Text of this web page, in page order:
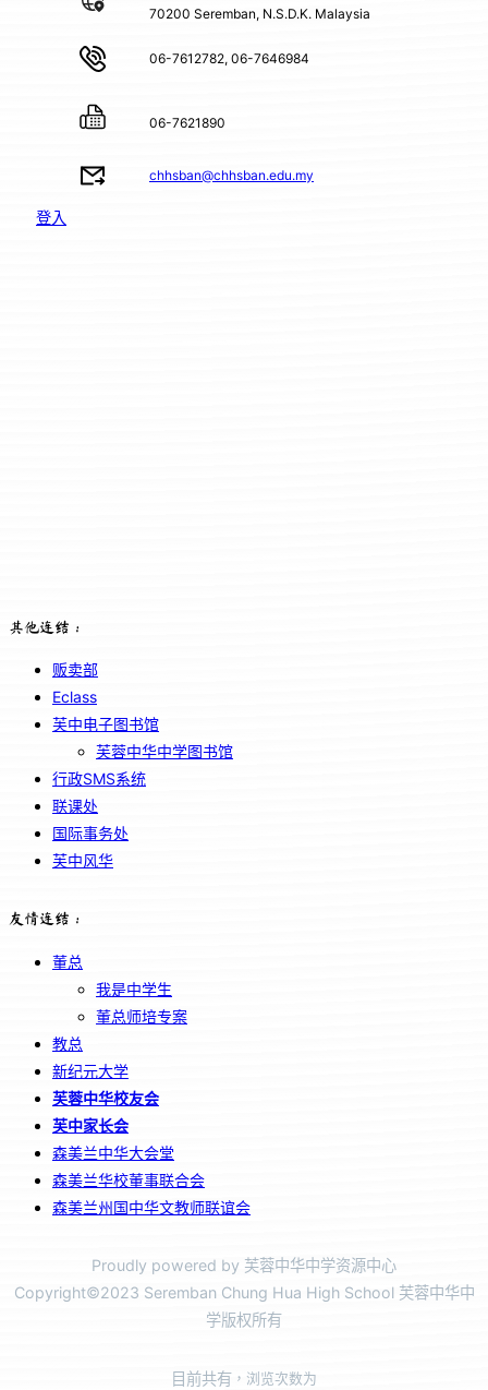
70200 Seremban, N.S.D.K. Malaysia
06-7612782, 06-7646984
06-7621890
chhsban@chhsban.edu.my
登入
其他连结：
贩卖部
Eclass
芙中电子图书馆
芙蓉中华中学图书馆
行政SMS系统
联课处
国际事务处
芙中风华
友情连结：
董总
我是中学生
董总师培专案
教总
新纪元大学
芙蓉中华校友会
芙中家长会
森美兰中华大会堂
森美兰华校董事联合会
森美兰州国中华文教师联谊会
Proudly powered by 芙蓉中华中学资源中心
Copyright©2023 Seremban Chung Hua High School 芙蓉中华中
学版权所有
目前共有 ，浏览次数为